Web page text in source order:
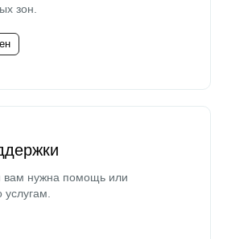
зон.
вам нужна помощь или
услугам.